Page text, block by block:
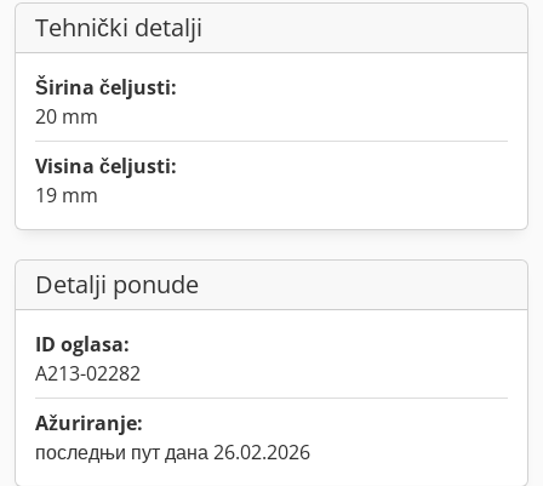
Tehnički detalji
Širina čeljusti:
20 mm
Visina čeljusti:
19 mm
Detalji ponude
ID oglasa:
A213-02282
Ažuriranje:
последњи пут дана 26.02.2026